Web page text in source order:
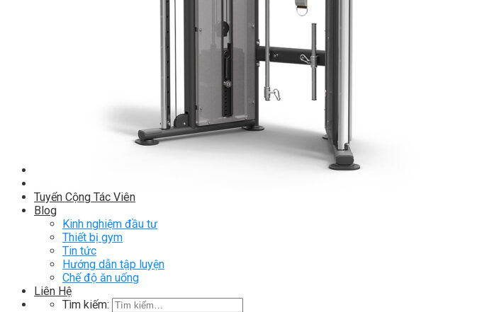
TM-FF Serie Free Weight
TM-AN Serie Free Weight
TM-C Serie Free Weight
TM-360 Serie
Tạ và phụ kiện Tiger Sport
Thanh lý thiết bị phòng gym
Hàng trưng bày thanh lý
Hàng trưng bày thanh lý Gym
Hàng trưng bày thanh lý Cardio
Hàng Mới Giá Sốc
Tuyển Cộng Tác Viên
Blog
Kinh nghiệm đầu tư
Thiết bị gym
Tin tức
Hướng dẫn tập luyện
Chế độ ăn uống
Liên Hệ
Tìm kiếm: